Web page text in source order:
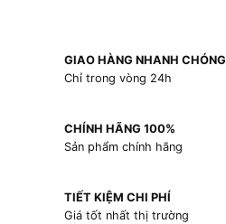
GIAO HÀNG NHANH CHÓNG
Chỉ trong vòng 24h
CHÍNH HÃNG 100%
Sản phẩm chính hãng
TIẾT KIỆM CHI PHÍ
Giá tốt nhất thị trường